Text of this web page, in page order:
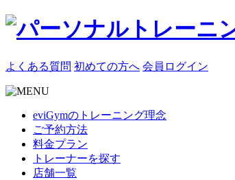
よくある質問 初めての方へ 会員ログイン
eviGymのトレーニング理念
ご予約方法
料金プラン
トレーナーを探す
店舗一覧